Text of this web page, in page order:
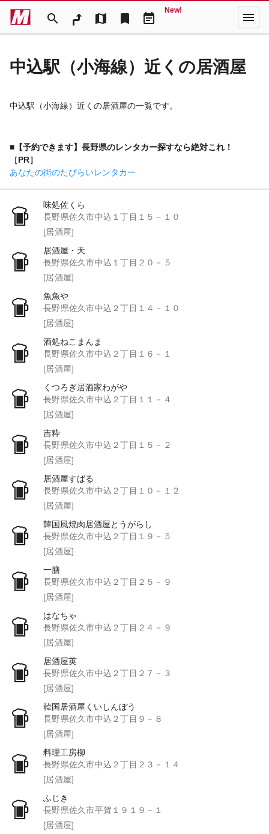
search map bookmark event_note
New! menu
中込駅（小海線）近くの居酒屋
中込駅（小海線）近くの居酒屋の一覧です。
■【予約できます】長野県のレンタカー探すなら絶対これ！
［PR］
あなたの街のたびらいレンタカー
味処佐くら
長野県佐久市中込１丁目１５－１０
[居酒屋]
居酒屋・天
長野県佐久市中込１丁目２０－５
[居酒屋]
魚魚や
長野県佐久市中込２丁目１４－１０
[居酒屋]
酒処ねこまんま
長野県佐久市中込２丁目１６－１
[居酒屋]
くつろぎ居酒家わがや
長野県佐久市中込２丁目１１－４
[居酒屋]
吉粋
長野県佐久市中込２丁目１５－２
[居酒屋]
居酒屋すばる
長野県佐久市中込２丁目１０－１２
[居酒屋]
韓国風焼肉居酒屋とうがらし
長野県佐久市中込２丁目１９－５
[居酒屋]
一膳
長野県佐久市中込２丁目２５－９
[居酒屋]
はなちゃ
長野県佐久市中込２丁目２４－９
[居酒屋]
居酒屋英
長野県佐久市中込２丁目２７－３
[居酒屋]
韓国居酒屋くいしんぼう
長野県佐久市中込２丁目９－８
[居酒屋]
料理工房柳
長野県佐久市中込２丁目２３－１４
[居酒屋]
ふじき
長野県佐久市平賀１９１９－１
[居酒屋]